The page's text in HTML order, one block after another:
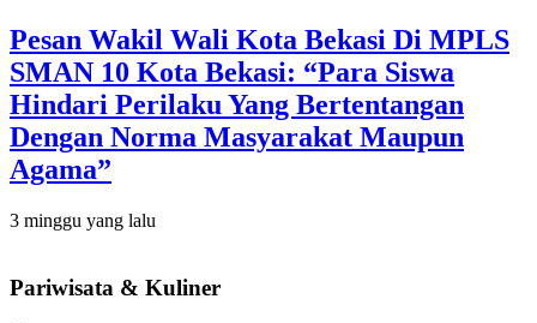
Pesan Wakil Wali Kota Bekasi Di MPLS
SMAN 10 Kota Bekasi: “Para Siswa
Hindari Perilaku Yang Bertentangan
Dengan Norma Masyarakat Maupun
Agama”
3 minggu yang lalu
Pariwisata & Kuliner